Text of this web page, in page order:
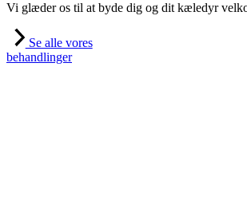
Vi glæder os til at byde dig og dit kæledyr
Se alle vores
behandlinger